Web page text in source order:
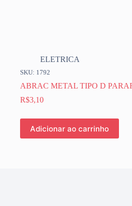
ELETRICA
SKU: 1792
ABRAC METAL TIPO D
R$3,10
Adicionar ao carrinho